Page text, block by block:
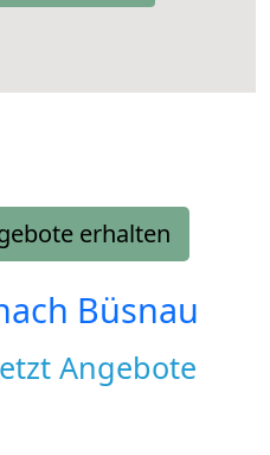
erhalten
Büsnau
Angebote